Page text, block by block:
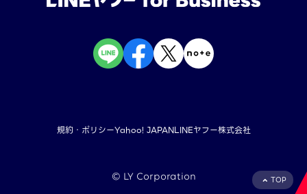
TOP
規約・ポリシーYahoo! JAPANLINEヤフー株式会社
©︎ LY Corporation